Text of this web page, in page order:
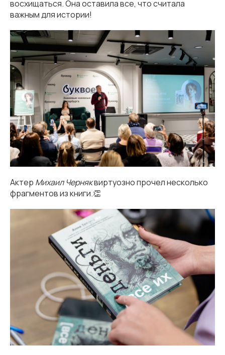
восхищаться. Она оставила все, что считала
важным для истории!
Актер Михаил Черняквиртуозно прочел несколько
фрагментов из книги.👏